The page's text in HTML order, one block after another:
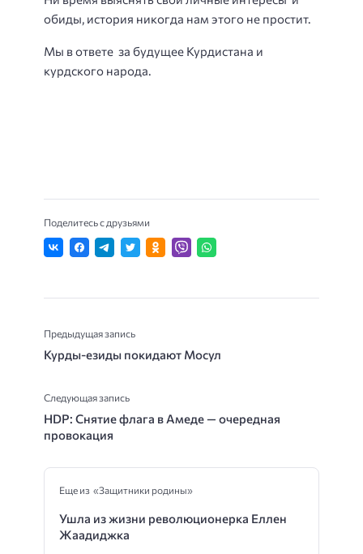
обиды, история никогда нам этого не простит.
Мы в ответе за будущее Курдистана и
курдского народа.
Поделитесь с друзьями
Предыдущая запись
Курды-езиды покидают Мосул
Следующая запись
HDP: Снятие флага в Амеде — очередная
провокация
Еще из «Защитники родины»
Ушла из жизни революционерка Еллен
Жаадиджка